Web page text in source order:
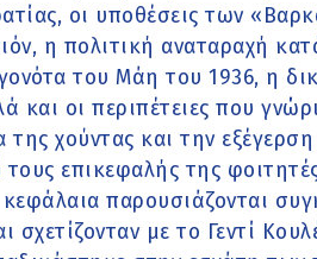
οι υποθέσεις των
η πολιτική αναταραχή
του Μάη του 1936, η
και οι περιπέτειες που
της χούντας και την
επικεφαλής της
παρουσιάζονται
σχετίζονταν με το Γεντί